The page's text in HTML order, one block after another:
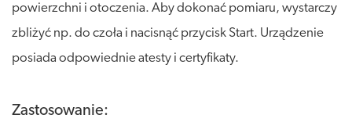
powierzchni i otoczenia. Aby dokonać pomiaru, wystarczy
zbliżyć np. do czoła i nacisnąć przycisk Start. Urządzenie
posiada odpowiednie atesty i certyfikaty.
Zastosowanie: